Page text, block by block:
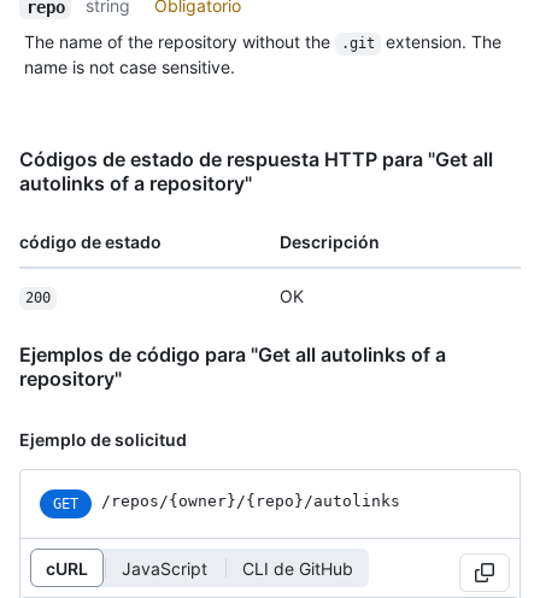
repo string
Obligatorio
The name of the repository without the
.git
extension. The
name is not case sensitive.
Códigos de estado de respuesta HTTP para "Get all
autolinks of a repository"
código de estado Descripción
200 OK
Ejemplos de código para "Get all autolinks of a
repository"
Ejemplo de solicitud
GET /repos/{owner}/{repo}/autolinks
cURL JavaScript CLI de GitHub